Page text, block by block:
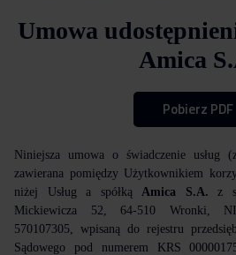
Umowa
Amica
Pobierz PDF
Niniejsza umowa o świadczenie usług
zawierana pomiędzy Użytkownikiem
niżej Usług a spółką Amica S.A.z
Mickiewicza 52, 64-510 Wronki,
570107305, wpisaną do rejestru
Sądowego pod numerem KRS